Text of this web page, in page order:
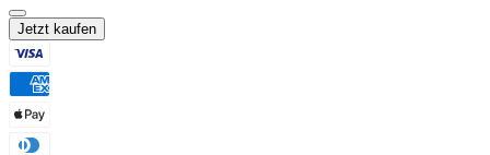
Jetzt kaufen